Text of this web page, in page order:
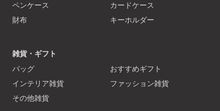
ペンケース
カードケース
財布
キーホルダー
雑貨・ギフト
バッグ
おすすめギフト
インテリア雑貨
ファッション雑貨
その他雑貨